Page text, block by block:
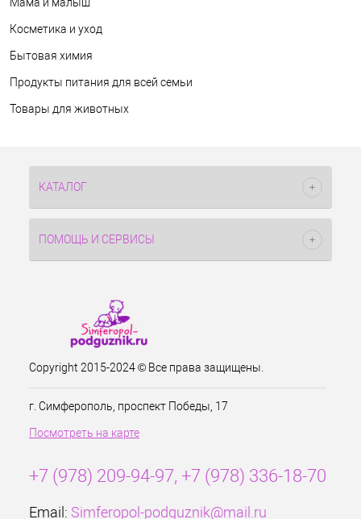
Косметика и уход
Бытовая химия
Продукты питания для всей семьи
Товары для животных
КАТАЛОГ
ПОМОЩЬ И СЕРВИСЫ
Copyright 2015-2024 © Все права защищены.
г. Симферополь, проспект Победы, 17
Посмотреть на карте
+7 (978) 209-94-97, +7 (978) 336-18-70
Email: Simferopol-podguznik@mail.ru